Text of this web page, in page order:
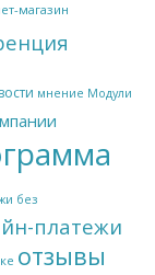
магазин
мнение Модули
без
платежи
отзывы